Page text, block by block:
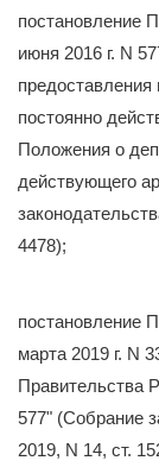
постановление
июня 2016 г. N
постоянно
Положения о
действующего
4478);
постановление
марта 2019 г. N
Правительства
577" (Собрание
2019, N 14, ст.